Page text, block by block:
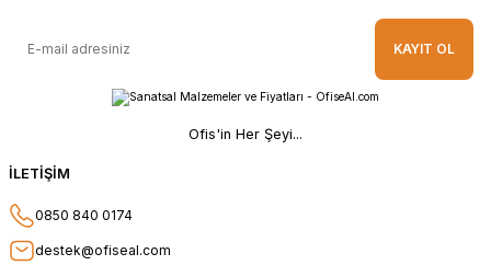
KAYIT OL
Ofis'in Her Şeyi...
İLETİŞİM
0850 840 0174
destek@ofiseal.com